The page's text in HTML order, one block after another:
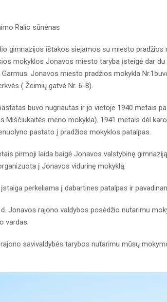
Ralio sūnėnas
gimnazijos ištakos siejamos su miesto pradžios
mokyklos Jonavos miesto taryba įsteigė dar
Jonavos miesto pradžios mokykla
( Žeimių gatvė Nr. 6-8).
buvo nugriautas ir jo vietoje 1940 metais
Miščiukaitės meno mokykla). 1941 metais dėl
pastato į pradžios mokyklos patalpas.
pirmoji laida baigė Jonavos valstybinę
į Jonavos vidurinę mokyklą.
perkeliama į dabartines patalpas ir
Jonavos rajono valdybos posėdžio nutarimu
vardas.
savivaldybės tarybos nutarimu mūsų